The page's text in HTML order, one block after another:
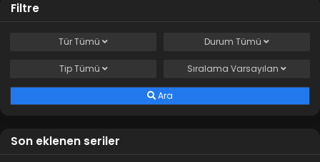
Tales of Herding Gods 47.Bölüm izle
Blm 46 - Ağustos 31, 2025
Filtre
TürTümü Durum Tümü
TipTümü Sıralama Varsayılan
Ara
Son eklenen seriler